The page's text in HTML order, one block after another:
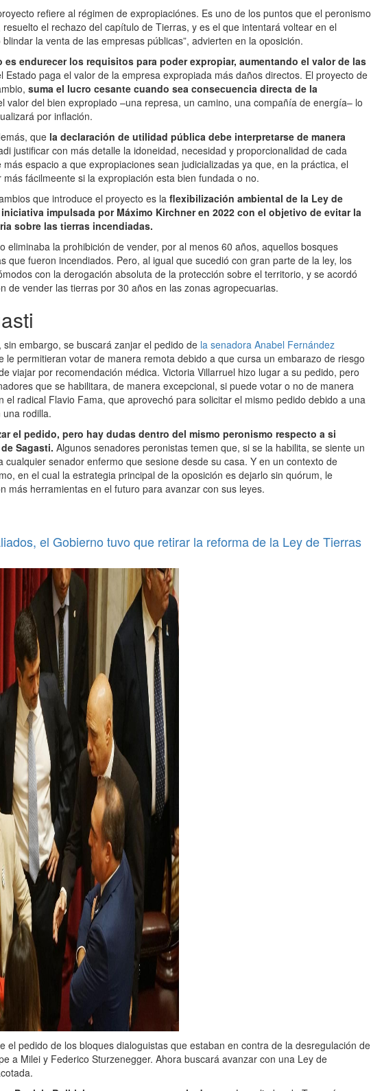
refiere al régimen de expropiaciónes. Es uno de los puntos que el peronismo
el rechazo del capítulo de Tierras, y es el que intentará voltear en el
la venta de las empresas públicas”, advierten en la oposición.
endurecer los requisitos para poder expropiar, aumentando el valor de las
Estado paga el valor de la empresa expropiada más daños directos. El proyecto de
suma el lucro cesante cuando sea consecuencia directa de la
valor del bien expropiado –una represa, un camino, una compañía de energía– lo
por inflación.
que la declaración de utilidad pública debe interpretarse de manera
justificar con más detalle la idoneidad, necesidad y proporcionalidad de cada
espacio a que expropiaciones sean judicializadas ya que, en la práctica, el
fácilmeente si la expropiación esta bien fundada o no.
que introduce el proyecto es laflexibilización ambiental de la Ley de
impulsada por Máximo Kirchner en 2022 con el objetivo de evitar la
sobre las tierras incendiadas.
eliminaba la prohibición de vender, por al menos 60 años, aquellos bosques
que fueron incendiados. Pero, al igual que sucedió con gran parte de la ley, los
con la derogación absoluta de la protección sobre el territorio, y se acordó
de vender las tierras por 30 años en las zonas agropecuarias.
embargo, se buscará zanjar el pedido de la senadora Anabel Fernández
le permitieran votar de manera remota debido a que cursa un embarazo de riesgo
viajar por recomendación médica. Victoria Villarruel hizo lugar a su pedido, pero
que se habilitara, de manera excepcional, si puede votar o no de manera
el radical Flavio Fama, que aprovechó para solicitar el mismo pedido debido a una
rodilla.
el pedido, pero hay dudas dentro del mismo peronismo respecto a si
Sagasti. Algunos senadores peronistas temen que, si se la habilita, se siente un
cualquier senador enfermo que sesione desde su casa. Y en un contexto de
en el cual la estrategia principal de la oposición es dejarlo sin quórum, le
más herramientas en el futuro para avanzar con sus leyes.
el Gobierno tuvo que retirar la reforma de la Ley de Tierras
el pedido de los bloques dialoguistas que estaban en contra de la desregulación de
a Milei y Federico Sturzenegger. Ahora buscará avanzar con una Ley de